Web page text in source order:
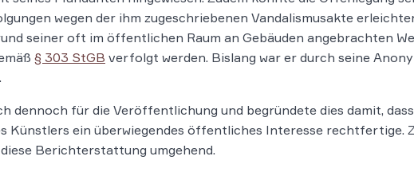
wegen der ihm zugeschriebenen Vandalismusakte
seiner oft im öffentlichen Raum an Gebäuden angebrachten
§ 303 StGB verfolgt werden. Bislang war er durch seine
dennoch für die Veröffentlichung und begründete dies damit,
Künstlers ein überwiegendes öffentliches Interesse rechtfertige.
Berichterstattung umgehend.